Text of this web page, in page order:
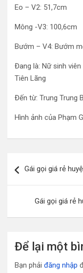
Eo – V2: 51,7cm
Mông -V3: 100,6cm
Bướm – V4: Bướm
Đang là: Nữ sinh
Tiên Lãng
Đến từ: Trung Trung
Hình ảnh của Phạm
hướng
Gái gọi giá rẻ
Gái gọi giá rẻ
Để lại một
Bạn phải đăng nhập